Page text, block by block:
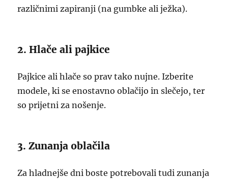
različnimi zapiranji (na gumbke ali ježka).
2. Hlače ali pajkice
Pajkice ali hlače so prav tako nujne. Izberite
modele, ki se enostavno oblačijo in slečejo, ter
so prijetni za nošenje.
3. Zunanja oblačila
Za hladnejše dni boste potrebovali tudi zunanja